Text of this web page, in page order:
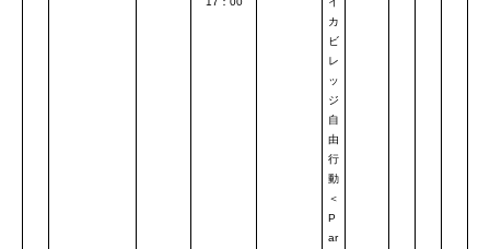
カ
ビ
レ
ッ
ジ
自
由
行
動
＜
P
ar